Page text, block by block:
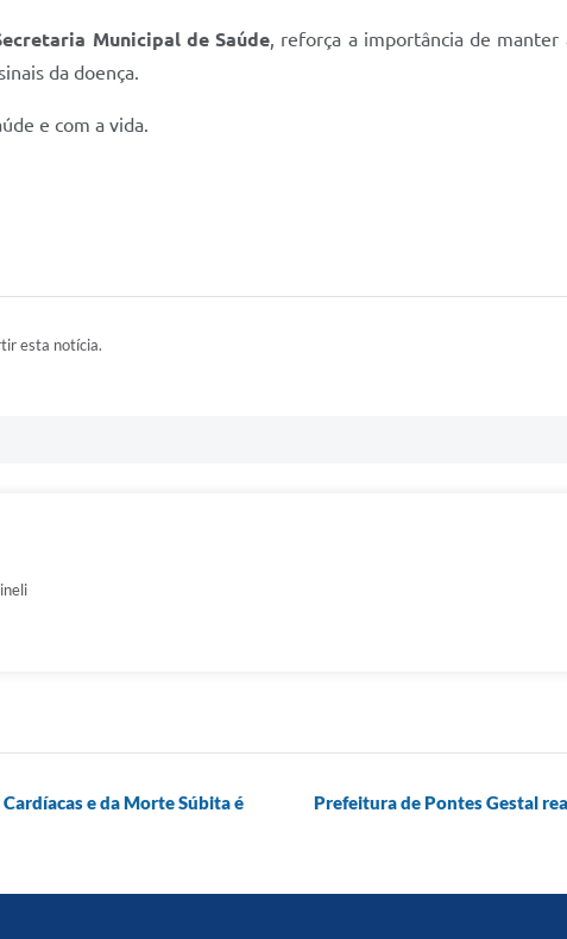
Municipal de Saúde, reforça a importância de manter
da doença.
e com a vida.
esta notícia.
e da Morte Súbita é
Prefeitura de Pontes Gestal